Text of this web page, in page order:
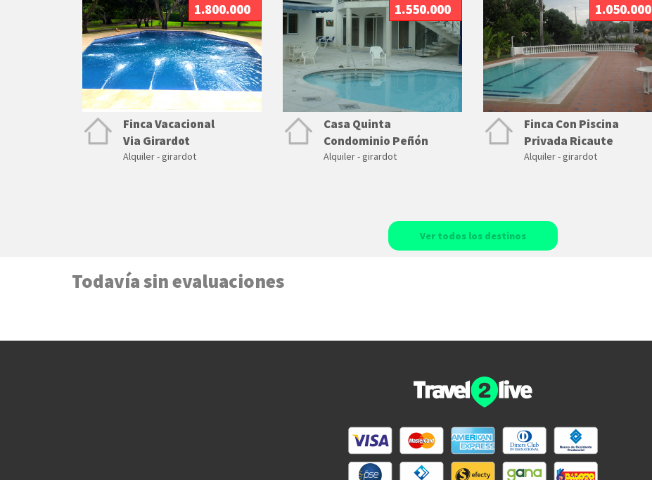
1.800.000
Finca Vacacional
Via Girardot
Alquiler - girardot
1.550.000
Casa Quinta
Condominio Peñón
Alquiler - girardot
1.050.000
Finca Con Piscina
Privada Ricaute
Alquiler - girardot
Ver todos los destinos
Todavía sin evaluaciones